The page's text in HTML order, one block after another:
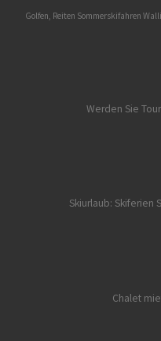
Golfen, Reiten Sommerskifahren
Werden Sie
Skiurlaub: Skiferien
Chalet